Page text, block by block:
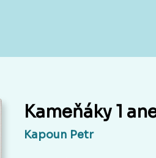
Kameňáky 1
Kapoun Petr